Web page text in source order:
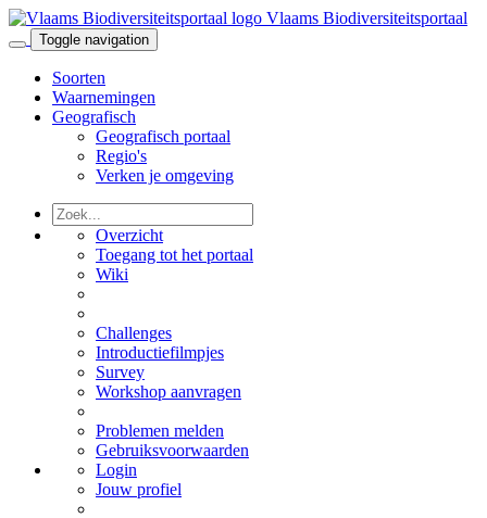
Vlaams Biodiversiteitsportaal
Toggle navigation
Soorten
Waarnemingen
Geografisch
Geografisch portaal
Regio's
Verken je omgeving
Overzicht
Toegang tot het portaal
Wiki
Challenges
Introductiefilmpjes
Survey
Workshop aanvragen
Problemen melden
Gebruiksvoorwaarden
Login
Jouw profiel